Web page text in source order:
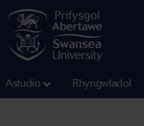
Astudio Rhyngwladol